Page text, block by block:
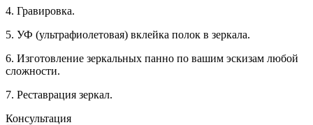
4. Гравировка.
5. УФ (ультрафиолетовая) вклейка полок в зеркала.
6. Изготовление зеркальных панно по вашим эскизам любой
сложности.
7. Реставрация зеркал.
Консультация